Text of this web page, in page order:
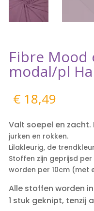
Fibre Mood
modal/pl
€18,49
Valt soepel en
jurken en rokken.
Lilakleurig, de
Stoffen zijn geprijsd
worden per 10cm (met
Alle stoffen worden
1 stuk geknipt, tenzij